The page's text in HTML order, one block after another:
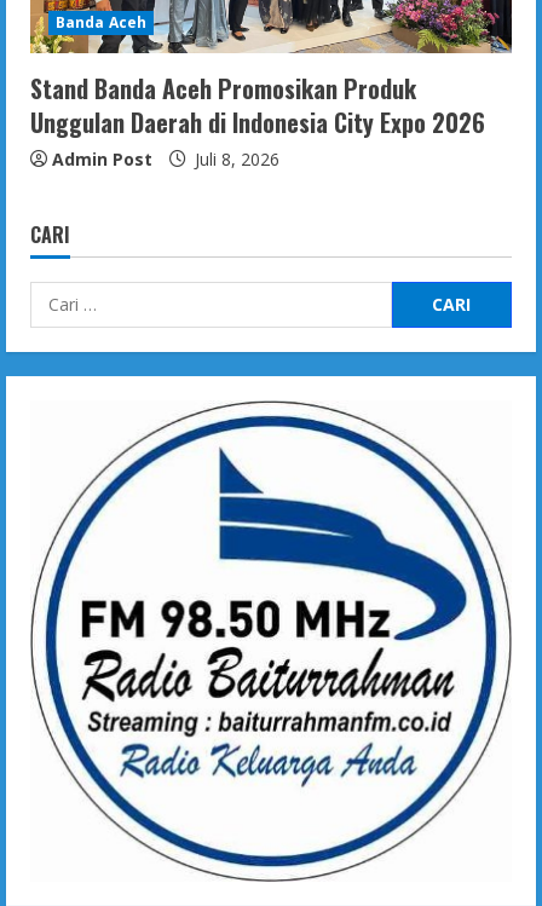
Banda Aceh
Stand Banda Aceh Promosikan Produk
Unggulan Daerah di Indonesia City Expo 2026
Admin Post Juli 8, 2026
CARI
Cari
untuk: